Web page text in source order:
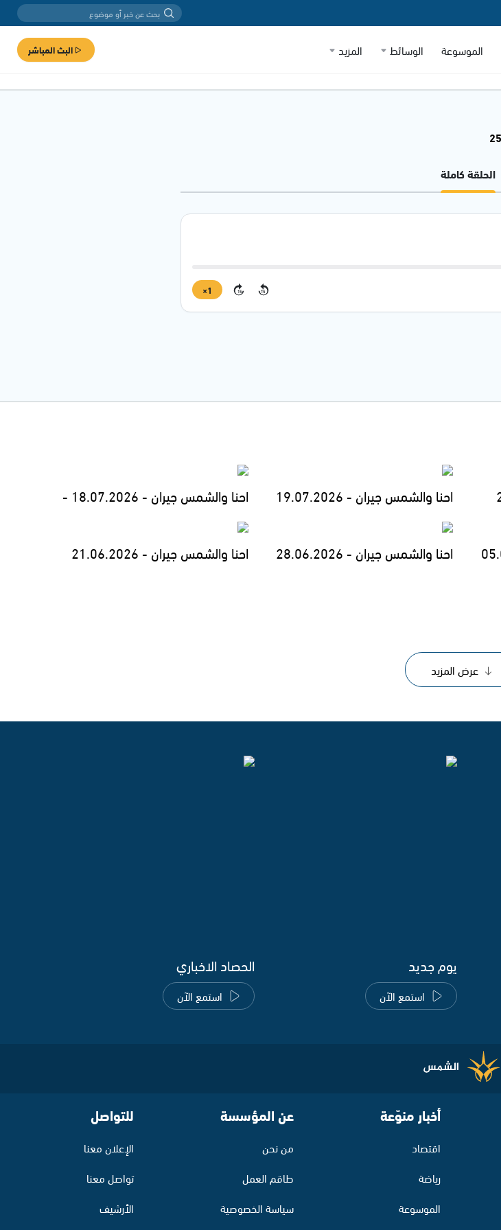
الموسوعة الوسائط المزيد البث المباشر
الحلقة كاملة
15
15
1×
احنا والشمس جيران - 19.07.2026 احنا والشمس جيران - 18.07.2026 -
احنا والشمس جيران - 28.06.2026 احنا والشمس جيران - 21.06.2026
عرض المزيد
يوم جديد
استمع الآن
الحصاد الاخباري
استمع الآن
أخبار منوّعة
اقتصاد
رياضة
الموسوعة
عن المؤسسة
من نحن
طاقم العمل
سياسة الخصوصية
للتواصل
الإعلان معنا
تواصل معنا
الأرشيف